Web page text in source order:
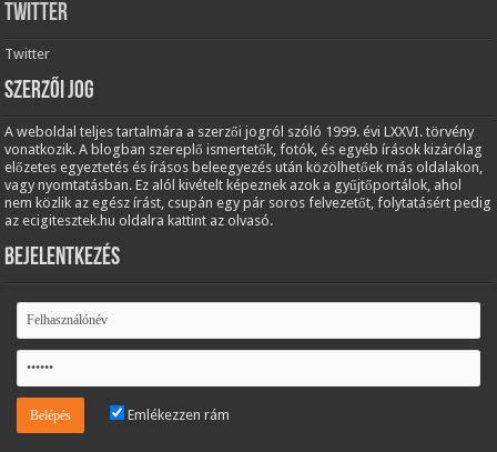
Twitter
Twitter
Szerzői jog
A weboldal teljes tartalmára a szerzői jogról szóló 1999. évi LXXVI. törvény
vonatkozik. A blogban szereplő ismertetők, fotók, és egyéb írások kizárólag
előzetes egyeztetés és írásos beleegyezés után közölhetőek más oldalakon,
vagy nyomtatásban. Ez alól kivételt képeznek azok a gyűjtőportálok, ahol
nem közlik az egész írást, csupán egy pár soros felvezetőt, folytatásért pedig
az ecigitesztek.hu oldalra kattint az olvasó.
Bejelentkezés
Emlékezzen rám